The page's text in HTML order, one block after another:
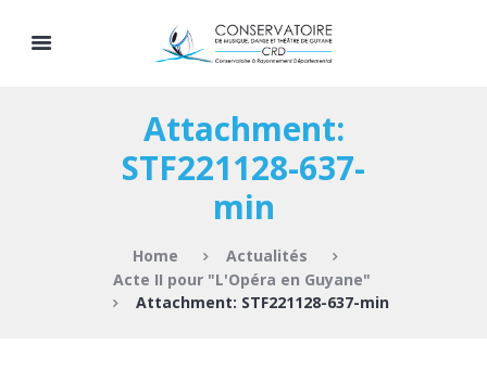
Attachment:
STF221128-637-
min
Home
Actualités
Acte II pour "L'Opéra en Guyane"
Attachment: STF221128-637-min